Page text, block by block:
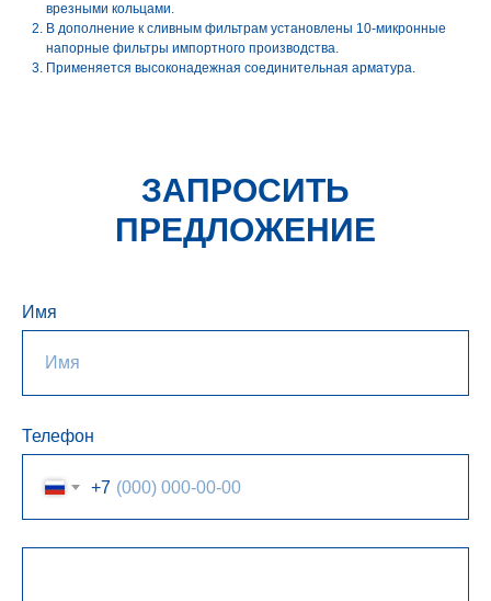
врезными кольцами.
В дополнение к сливным фильтрам установлены 10-микронные
напорные фильтры импортного производства.
Применяется высоконадежная соединительная арматура.
ЗАПРОСИТЬ
ПРЕДЛОЖЕНИЕ
Имя
Телефон
+7